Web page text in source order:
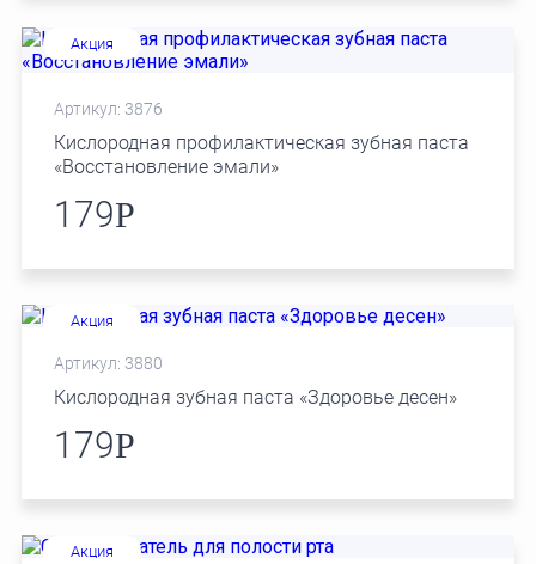
Акция
Артикул: 3876
Кислородная профилактическая зубная паста
«Восстановление эмали»
179Р
Акция
Артикул: 3880
Кислородная зубная паста «Здоровье десен»
179Р
Акция